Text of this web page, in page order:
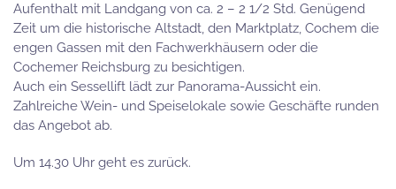
Aufenthalt mit Landgang von ca. 2 – 2 1/2 Std. Genügend
Zeit um die historische Altstadt, den Marktplatz, Cochem die
engen Gassen mit den Fachwerkhäusern oder die
Cochemer Reichsburg zu besichtigen.
Auch ein Sessellift lädt zur Panorama-Aussicht ein.
Zahlreiche Wein- und Speiselokale sowie Geschäfte runden
das Angebot ab.
Um 14.30 Uhr geht es zurück.